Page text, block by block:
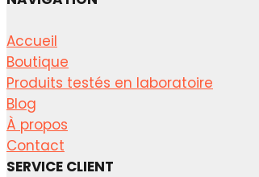
Accueil
Boutique
Produits testés en laboratoire
Blog
À propos
Contact
SERVICE CLIENT